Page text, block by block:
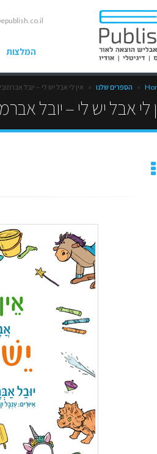
המלצות
» הספרים שלנו » אין לי אבל יש לי – יובל
לי אבל יש לי – יובל